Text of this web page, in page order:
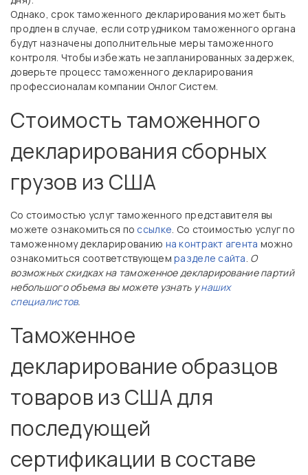
Однако, срок таможенного декларирования может быть
продлен в случае, если сотрудником таможенного органа
будут назначены дополнительные меры таможенного
контроля. Чтобы избежать незапланированных задержек,
доверьте процесс таможенного декларирования
профессионалам компании Онлог Систем.
Стоимость таможенного
декларирования сборных
грузов из США
Со стоимостью услуг таможенного представителя вы
можете ознакомиться по ссылке. Со стоимостью услуг по
таможенному декларированию на контракт агента можно
ознакомиться соответствующемразделе сайта. О
возможных скидках на таможенное декларирование партий
небольшого объема вы можете узнать унаших
специалистов.
Таможенное
декларирование образцов
товаров из США для
последующей
сертификации в составе